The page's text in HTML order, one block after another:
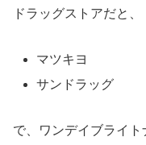
ドラッグストアだと、
マツキヨ
サンドラッグ
で、ワンデイブライ